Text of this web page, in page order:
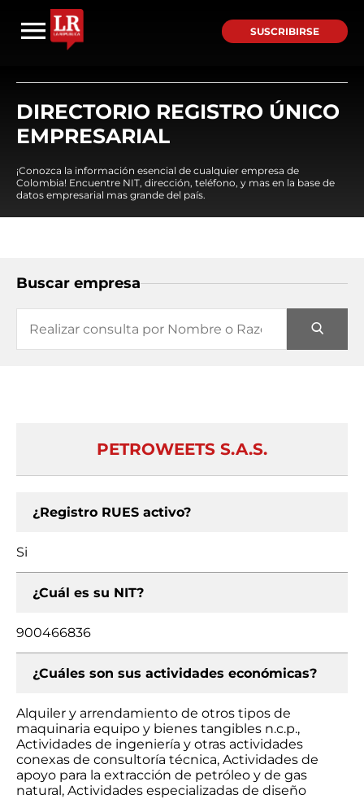
SUSCRIBIRSE
DIRECTORIO REGISTRO ÚNICO
EMPRESARIAL
¡Conozca la información esencial de cualquier empresa de
Colombia! Encuentre NIT, dirección, teléfono, y mas en la base de
datos empresarial mas grande del país.
Buscar empresa
PETROWEETS S.A.S.
¿Registro RUES activo?
Si
¿Cuál es su NIT?
900466836
¿Cuáles son sus actividades económicas?
Alquiler y arrendamiento de otros tipos de
maquinaria equipo y bienes tangibles n.c.p.,
Actividades de ingeniería y otras actividades
conexas de consultoría técnica, Actividades de
apoyo para la extracción de petróleo y de gas
natural, Actividades especializadas de diseño